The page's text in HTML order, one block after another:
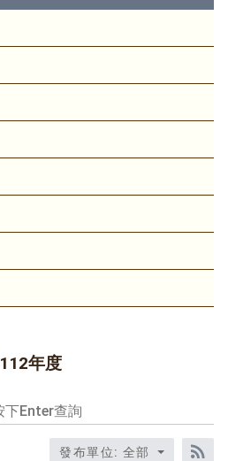
112年度
發布單位: 全部